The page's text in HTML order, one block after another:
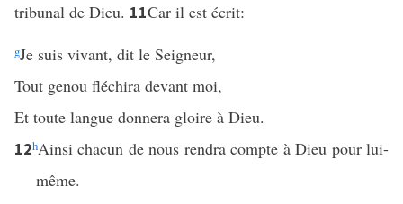
tribunal de Dieu. 11Car il est écrit:
gJe suis vivant, dit le Seigneur,
Tout genou fléchira devant moi,
Et toute langue donnera gloire à Dieu.
12hAinsi chacun de nous rendra compte à Dieu pour lui-
même.